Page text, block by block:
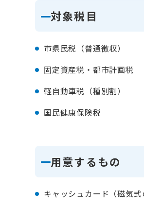
対象税目
市県民税（普通徴収）
固定資産税・都市計画税
軽自動車税（種別割）
国民健康保険税
用意するもの
キャッシュカード（磁気